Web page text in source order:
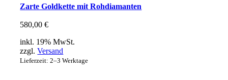
Zarte Goldkette mit Rohdiamanten
580,00€
inkl. 19% MwSt.
zzgl.Versand
Lieferzeit: 2–3 Werktage